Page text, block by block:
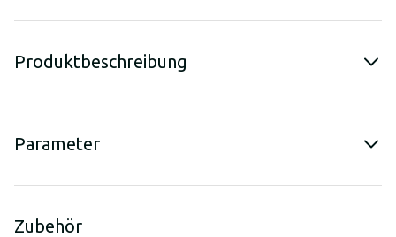
Produktbeschreibung
Parameter
Zubehör